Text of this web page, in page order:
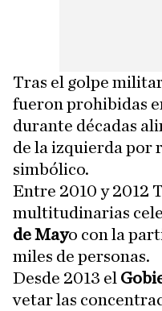
Tras el golpe
fueron prohibidas
durante décadas
de la izquierda por
simbólico.
Entre 2010 y 2012
multitudinarias
de Mayo con la
miles de personas.
Desde 2013 el
vetar las